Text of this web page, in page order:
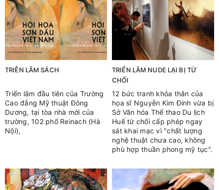
TRIỄN LÃM SÁCH
Triển lãm đầu tiên của Trường
Cao đẳng Mỹ thuật Đông
Dương, tại tòa nhà mới của
trường, 102 phố Reinach (Hà
Nội),
TRIỂN LÃM NUDE LẠI BỊ TỪ
CHỐI
12 bức tranh khỏa thân của
họa sĩ Nguyễn Kim Đính vừa bị
Sở Văn hóa Thể thao Du lịch
Huế từ chối cấp phép ngay
sát khai mạc vì "chất lượng
nghệ thuật chưa cao, không
phù hợp thuần phong mỹ tục".